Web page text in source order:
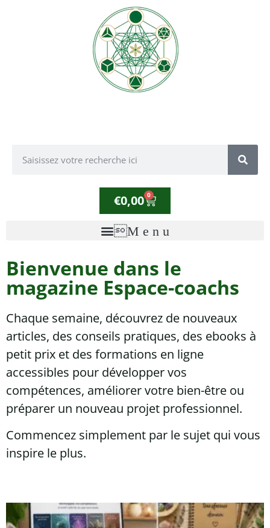
€0,00 0
Bienvenue dans le
magazine Espace-coachs
Chaque semaine, découvrez de nouveaux
articles, des conseils pratiques, des ebooks à
petit prix et des formations en ligne
accessibles pour développer vos
compétences, améliorer votre bien-être ou
préparer un nouveau projet professionnel.
Commencez simplement par le sujet qui vous
inspire le plus.